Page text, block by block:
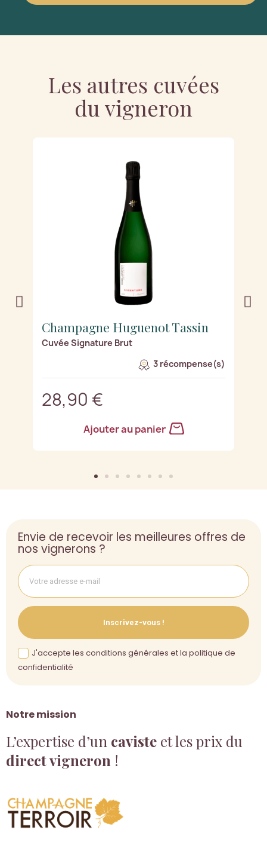
Les autres cuvées
du vigneron
Champagne Huguenot Tassin
Cuvée Signature Brut
3 récompense(s)
28,90 €
Ajouter au panier
Notre mission
L’expertise d’un caviste et les prix du
direct vigneron !
Envie de recevoir les meilleures offres de
nos vignerons ?
Inscrivez-vous !
J'accepte les conditions générales et la politique de
confidentialité